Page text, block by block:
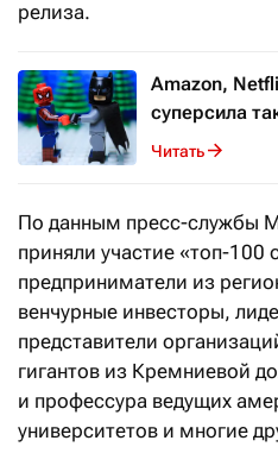
релиза.
Amazon,
суперсила
Читать
По данным пресс-службы
приняли участие «топ-100
предприниматели из
венчурные инвесторы,
представители
гигантов из Кремниевой
и профессура ведущих
университетов и многие